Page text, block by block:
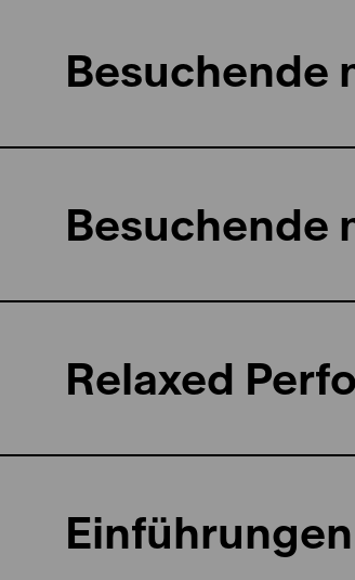
Besuchende
Besuchende
Relaxed
Einführungen